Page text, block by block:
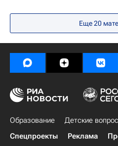
Еще 20
Образование Детские
Спецпроекты
Реклама